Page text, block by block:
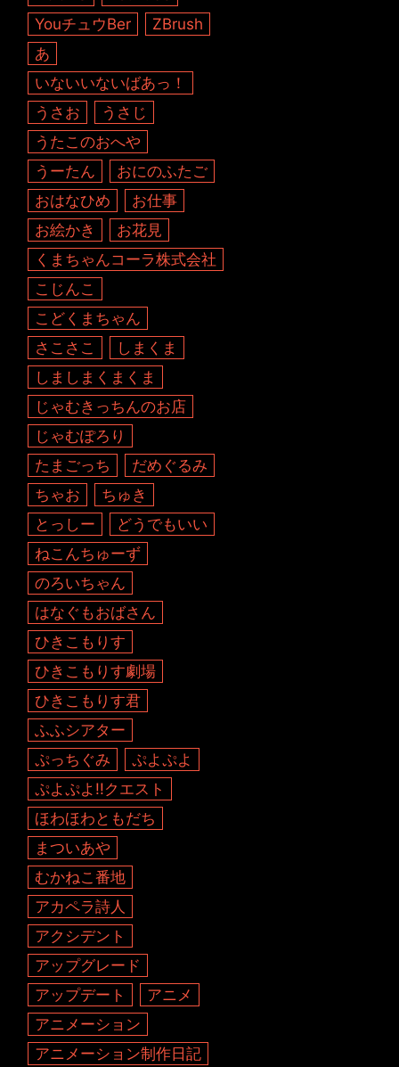
YouチュウBer
ZBrush
あ
いないいないばあっ！
うさお
うさじ
うたこのおへや
うーたん
おにのふたご
おはなひめ
お仕事
お絵かき
お花見
くまちゃんコーラ株式会社
こじんこ
こどくまちゃん
さこさこ
しまくま
しましまくまくま
じゃむきっちんのお店
じゃむぽろり
たまごっち
だめぐるみ
ちゃお
ちゅき
とっしー
どうでもいい
ねこんちゅーず
のろいちゃん
はなぐもおばさん
ひきこもりす
ひきこもりす劇場
ひきこもりす君
ふふシアター
ぷっちぐみ
ぷよぷよ
ぷよぷよ!!クエスト
ほわほわともだち
まついあや
むかねこ番地
アカペラ詩人
アクシデント
アップグレード
アップデート
アニメ
アニメーション
アニメーション制作日記